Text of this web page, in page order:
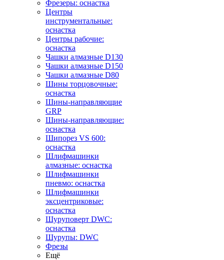
Фрезеры: оснастка
Центры
инструментальные:
оснастка
Центры рабочие:
оснастка
Чашки алмазные D130
Чашки алмазные D150
Чашки алмазные D80
Шины торцовочные:
оснастка
Шины-направляющие
GRP
Шины-направляющие:
оснастка
Шипорез VS 600:
оснастка
Шлифмашинки
алмазные: оснастка
Шлифмашинки
пневмо: оснастка
Шлифмашинки
эксцентриковые:
оснастка
Шуруповерт DWC:
оснастка
Шурупы: DWC
Фрезы
Ещё